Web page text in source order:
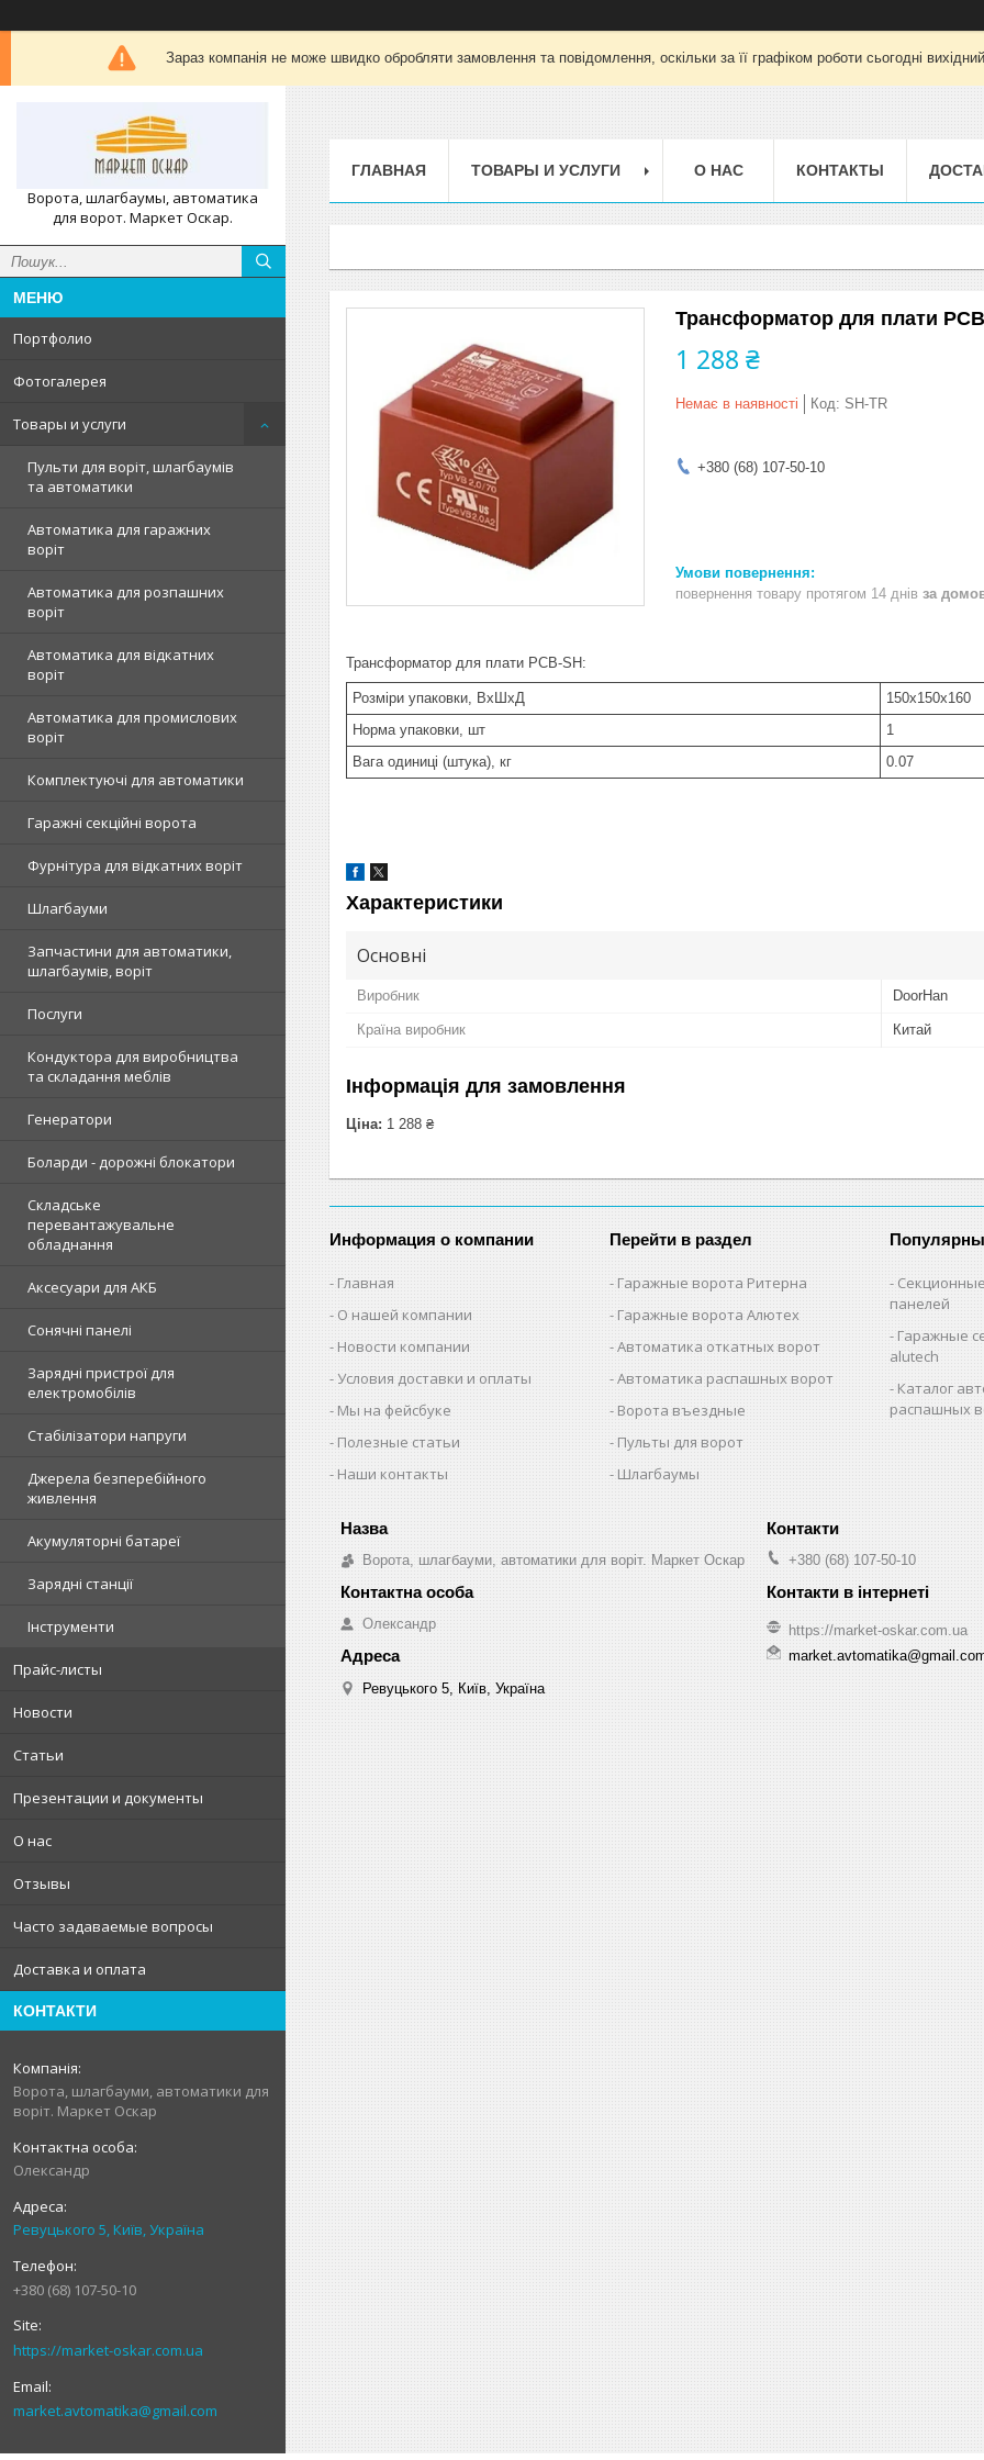
Зараз компанія не може швидко обробляти замовлення та повідомлення, оскільки за її графіком роботи сьогодні
Ворота, шлагбаумы, автоматика
для ворот. Маркет Оскар.
Портфолио
Фотогалерея
Товары и услуги
Пульти для воріт, шлагбаумів
та автоматики
Автоматика для гаражних
воріт
Автоматика для розпашних
воріт
Автоматика для відкатних
воріт
Автоматика для промислових
воріт
Комплектуючі для автоматики
Гаражні секційні ворота
Фурнітура для відкатних воріт
Шлагбауми
Запчастини для автоматики,
шлагбаумів, воріт
Послуги
Кондуктора для виробництва
та складання меблів
Генератори
Боларди - дорожні блокатори
Складське
перевантажувальне
обладнання
Аксесуари для АКБ
Сонячні панелі
Зарядні пристрої для
електромобілів
Стабілізатори напруги
Джерела безперебійного
живлення
Акумуляторні батареї
Зарядні станції
Інструменти
Прайс-листы
Новости
Статьи
Презентации и документы
О нас
Отзывы
Часто задаваемые вопросы
Доставка и оплата
КОНТАКТИ
Ворота, шлагбауми, автоматики для
воріт. Маркет Оскар
Олександр
Ревуцького 5, Київ, Україна
+380 (68) 107-50-10
https://market-oskar.com.ua
market.avtomatika@gmail.com
ГЛАВНАЯ ТОВАРЫ И УСЛУГИ О НАС КОНТАКТЫ
Трансформатор для плати
1 288 ₴
Немає в наявності Код: SH-TR
+380 (68) 107-50-10
повернення товару протягом 14 днів за
Трансформатор для плати PCB-SH:
Розміри упаковки, ВхШхД
150х150х160
Норма упаковки, шт
1
Вага одиниці (штука), кг
0.07
Характеристики
Основні
Виробник DoorHan
Країна виробник Китай
Інформація для замовлення
Ціна: 1 288 ₴
Информация о компании
Главная
О нашей компании
Новости компании
Условия доставки и оплаты
Мы на фейсбуке
Полезные статьи
Наши контакты
Перейти в раздел
Гаражные ворота Ритерна
Гаражные ворота Алютех
Автоматика откатных ворот
Автоматика распашных ворот
Ворота въездные
Пульты для ворот
Шлагбаумы
панелей
Гаражные
alutech
Каталог
распашных
Ворота, шлагбауми, автоматики для воріт. Маркет Оскар
Олександр
Ревуцького 5, Київ, Україна
+380 (68) 107-50-10
https://market-oskar.com.ua